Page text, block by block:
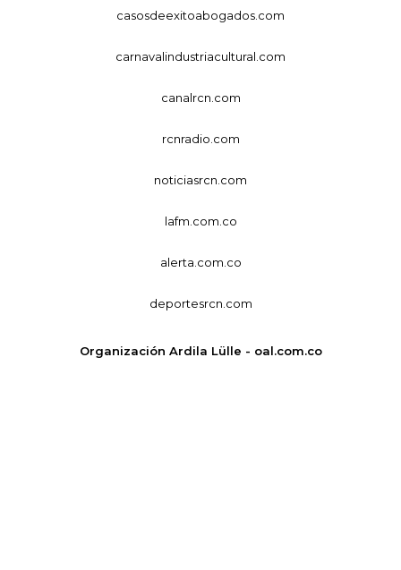
casosdeexitoabogados.com
carnavalindustriacultural.com
canalrcn.com
rcnradio.com
noticiasrcn.com
lafm.com.co
alerta.com.co
deportesrcn.com
Organización Ardila Lülle - oal.com.co